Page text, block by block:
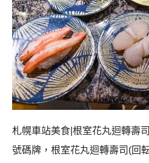
札幌車站美食|根室花丸迴轉壽
號碼牌，根室花丸迴轉壽司(回